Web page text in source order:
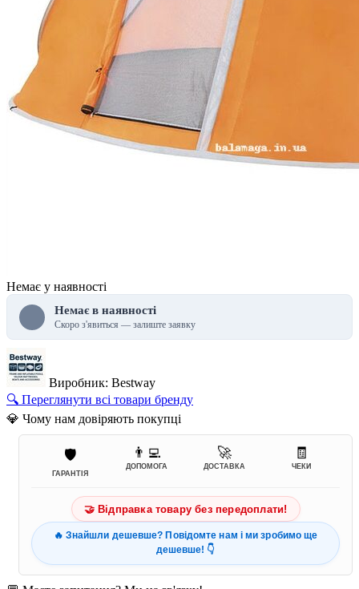
Немає у наявності
Немає в наявності
Скоро з'явиться — залиште заявку
Виробник: Bestway
🔍 Переглянути всі товари бренду
💎 Чому нам довіряють покупці
🛡️
ГАРАНТІЯ
👨‍💻
ДОПОМОГА
🚀
ДОСТАВКА
🧾
ЧЕКИ
🤝 Відправка товару без передоплати!
🔥 Знайшли дешевше? Повідомте нам і ми зробимо ще
дешевше! 👇